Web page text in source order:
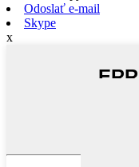
Odoslať e-mail
Skype
x